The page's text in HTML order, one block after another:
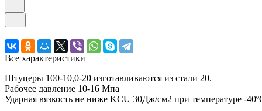
Все характеристики
Штуцеры 100-10,0-20 изготавливаются из стали 20.
Рабочее давление 10-16 Мпа
Ударная вязкость не ниже KCU 30Дж/см2 при температуре -